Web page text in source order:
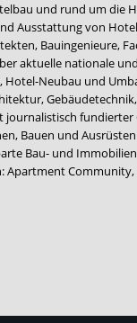
und rund um die
Ausstattung von
Bauingenieure,
aktuelle nationale
Neubau und
Bauen und
Bau- und
Apartment Community,